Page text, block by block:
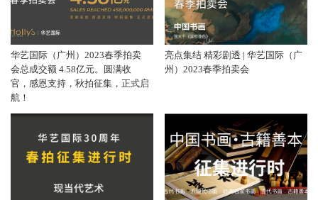
华艺国际（广州）2023春季拍卖
会总成交额 4.58亿元。圆满收
官，感恩支持，秋拍征集，正式启
航！
亮点集结 精彩剧透 | 华艺国际（广
州）2023春季拍卖会